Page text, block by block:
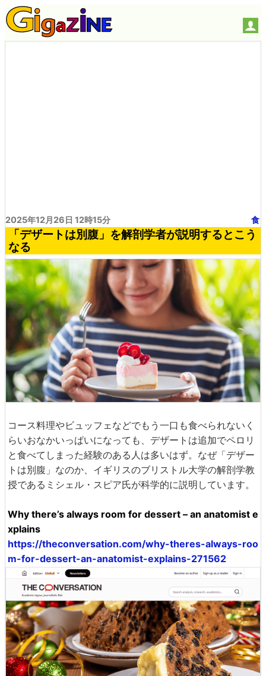
2025年12月26日 12時15分 食
「デザートは別腹」を解剖学者が説明するとこう
なる
コース料理やビュッフェなどでもう一口も食べられないく
らいおなかいっぱいになっても、デザートは追加でペロリ
と食べてしまった経験のある人は多いはず。なぜ「デザー
トは別腹」なのか、イギリスのブリストル大学の解剖学教
授であるミシェル・スピア氏が科学的に説明しています。
Why there’s always room for dessert – an anatomist e
xplains
https://theconversation.com/why-theres-always-roo
m-for-dessert-an-anatomist-explains-271562